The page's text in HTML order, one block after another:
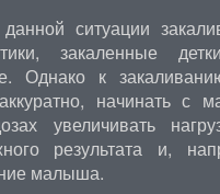
ситуации
закаленные
Однако к
начинать с
увеличивать
результата и,
малыша.